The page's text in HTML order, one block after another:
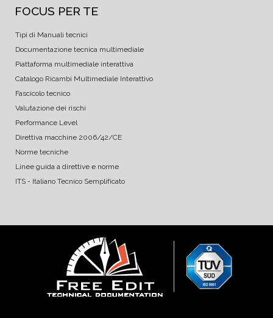
FOCUS PER TE
Tipi di Manuali tecnici
Documentazione tecnica multimediale
Piattaforma multimediale interattiva
Catalogo Ricambi Multimediale Interattivo
Fascicolo tecnico
Valutazione dei rischi
Performance Level
Direttiva macchine 2006/42/CE
Norme tecniche
Linee guida a direttive e norme
ITS - Italiano Tecnico Semplificato